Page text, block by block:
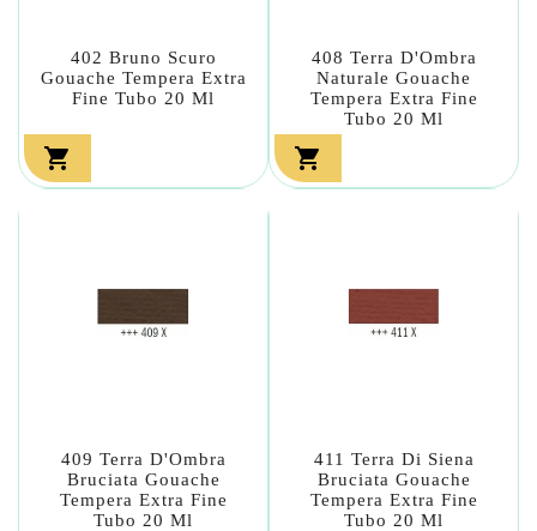
402 Bruno Scuro
Gouache Tempera Extra
Fine Tubo 20 Ml

408 Terra D'Ombra
Naturale Gouache
Tempera Extra Fine
Tubo 20 Ml

409 Terra D'Ombra
Bruciata Gouache
Tempera Extra Fine
Tubo 20 Ml
411 Terra Di Siena
Bruciata Gouache
Tempera Extra Fine
Tubo 20 Ml